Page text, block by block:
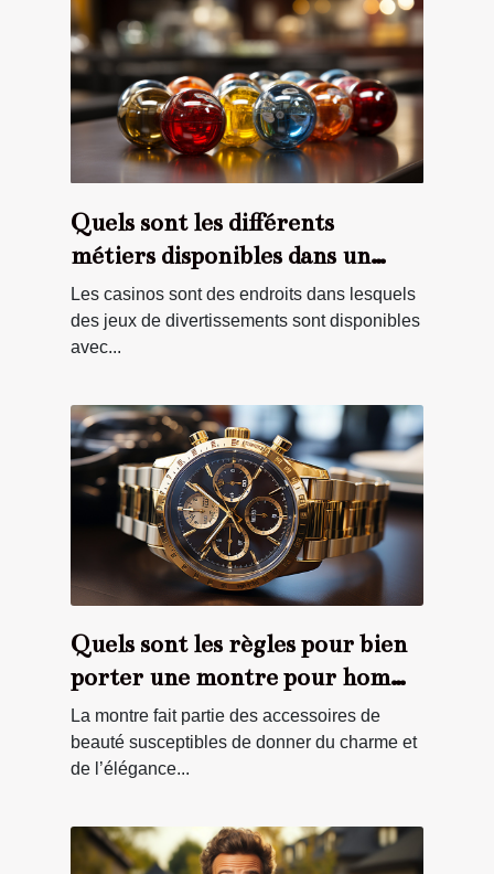
Quels sont les différents
métiers disponibles dans un
casino ?
Les casinos sont des endroits dans lesquels
des jeux de divertissements sont disponibles
avec...
Quels sont les règles pour bien
porter une montre pour homme
?
La montre fait partie des accessoires de
beauté susceptibles de donner du charme et
de l’élégance...